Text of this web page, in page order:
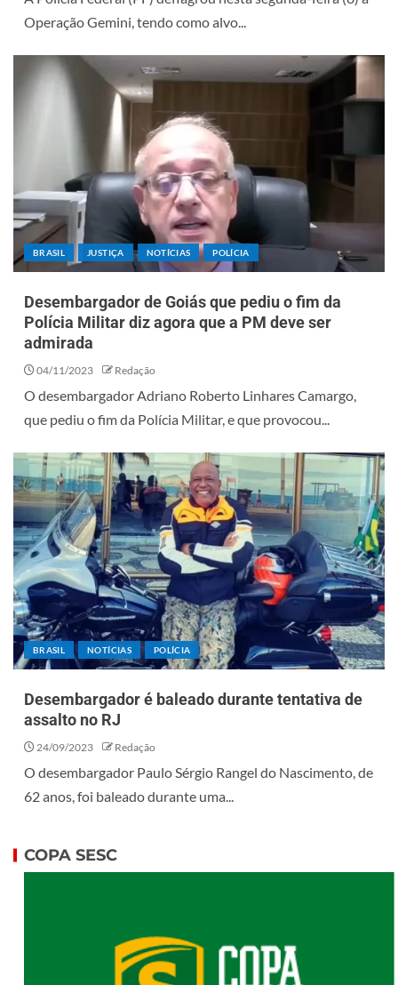
Operação Gemini, tendo como alvo...
BRASIL JUSTIÇA NOTÍCIAS POLÍCIA
Desembargador de Goiás que pediu o fim da
Polícia Militar diz agora que a PM deve ser
admirada
04/11/2023 Redação
O desembargador Adriano Roberto Linhares Camargo,
que pediu o fim da Polícia Militar, e que provocou...
BRASIL NOTÍCIAS POLÍCIA
Desembargador é baleado durante tentativa de
assalto no RJ
24/09/2023 Redação
O desembargador Paulo Sérgio Rangel do Nascimento, de
62 anos, foi baleado durante uma...
COPA SESC